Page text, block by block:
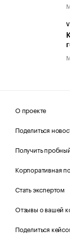
О проекте
Поделиться
Получить
Корпоративная
Стать экспертом
Отзывы о вашей
Поделиться